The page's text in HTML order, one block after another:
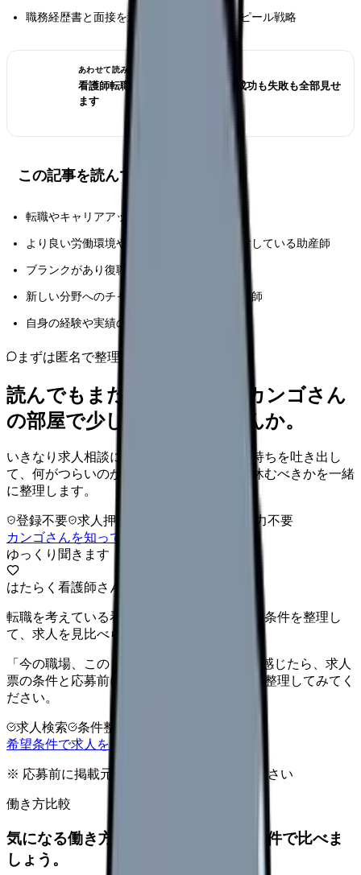
職務経歴書と面接を連動させた効果的なアピール戦略
あわせて読みたい
看護師転職のリアル体験談12選｜成功も失敗も全部見せ
ます
この記事を読んでほしい人
転職やキャリアアップを考えている助産師
より良い労働環境や待遇を求めて転職を検討している助産師
ブランクがあり復職を目指している助産師
新しい分野へのチャレンジを考えている助産師
自身の経験や実績の整理に悩んでいる助産師
まずは匿名で整理
読んでもまだ苦しいなら、カンゴさん
の部屋で少し話してみませんか。
いきなり求人相談には進みません。今の気持ちを吐き出し
て、何がつらいのか、辞めるべきか、少し休むべきかを一緒
に整理します。
登録不要 求人押し売りなし
病院名は入力不要
カンゴさんを知ってから相談する
ゆっくり聞きます
はたらく看護師さん 求人
転職を考えている看護師さんへ。まずは希望条件を整理し
て、求人を見比べられます。
「今の職場、このままでいいのかな...」そう感じたら、求人
票の条件と応募前に確認したい不安を分けて整理してみてく
ださい。
求人検索 条件整理
希望条件で求人を探す
※ 応募前に掲載元の最新情報を確認してください
働き方比較
気になる働き方を、求人を見る前に条件で比べま
しょう。